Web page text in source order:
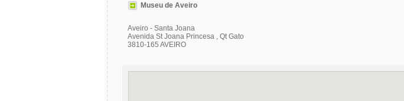
Museu de Aveiro
Aveiro - Santa Joana
Avenida St Joana Princesa , Qt Gato
3810-165 AVEIRO